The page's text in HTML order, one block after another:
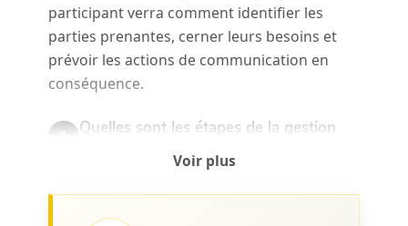
participant verra comment identifier les
parties prenantes, cerner leurs besoins et
prévoir les actions de communication en
conséquence.
1
Quelles sont les étapes de la gestion
2
Voir plus